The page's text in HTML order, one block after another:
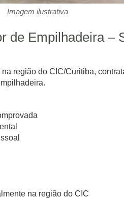
Imagem ilustrativa
de Empilhadeira –
região do CIC/Curitiba,
na região do CIC